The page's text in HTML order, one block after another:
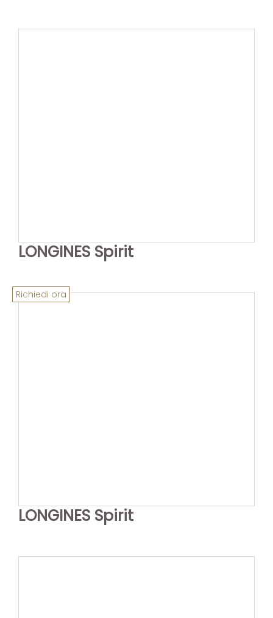
LONGINES Spirit
Richiedi ora
LONGINES Spirit